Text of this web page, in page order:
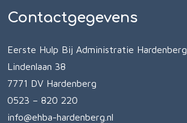
Contactgegevens
Eerste Hulp Bij Administratie Hardenberg
Lindenlaan 38
7771 DV Hardenberg
0523 – 820 220
info@ehba-hardenberg.nl